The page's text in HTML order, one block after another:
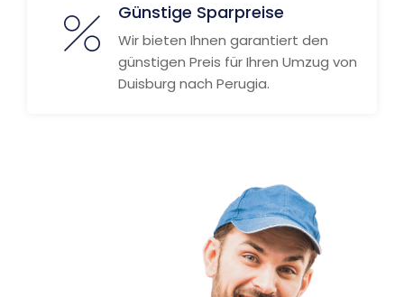
Günstige Sparpreise
Wir bieten Ihnen garantiert den
günstigen Preis für Ihren Umzug von
Duisburg nach Perugia.